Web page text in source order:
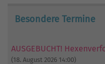
Besondere Termine
AUSGEBUCHT!
(18. August 2026 14:00)